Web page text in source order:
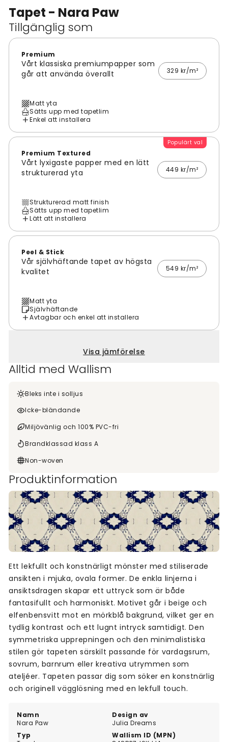
Tapet - Nara Paw
Tillgänglig som
Premium
Vårt klassiska premiumpapper som
går att använda överallt
329 kr/m²
Matt yta
Sätts upp med tapetlim
Enkel att installera
Populärt val
Premium Textured
Vårt lyxigaste papper med en lätt
strukturerad yta
449 kr/m²
Strukturerad matt finish
Sätts upp med tapetlim
Lätt att installera
Peel & Stick
Vår självhäftande tapet av högsta
kvalitet
549 kr/m²
Matt yta
Självhäftande
Avtagbar och enkel att installera
Visa jämförelse
Alltid med Wallism
Bleks inte i solljus
Icke-bländande
Miljövänlig och 100% PVC-fri
Brandklassad klass A
Non-woven
Produktinformation
Namn
Nara Paw
Design av
Julia Dreams
Typ
Wallism ID (MPN)
Ett lekfullt och konstnärligt mönster med stiliserade
ansikten i mjuka, ovala former. De enkla linjerna i
ansiktsdragen skapar ett uttryck som är både
fantasifullt och harmoniskt. Motivet går i beige och
elfenbensvitt mot en mörkblå bakgrund, vilket ger en
tydlig kontrast och ett lugnt intryck samtidigt. Den
symmetriska upprepningen och den minimalistiska
stilen gör tapeten särskilt passande för vardagsrum,
sovrum, barnrum eller kreativa utrymmen som
ateljéer. Tapeten passar dig som söker en konstnärlig
och originell vägglösning med en lekfull touch.